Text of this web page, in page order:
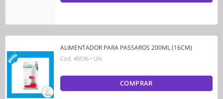
ALIMENTADOR PARA PASSAROS 200ML (16CM)
Cód. 49536 • UN
COMPRAR